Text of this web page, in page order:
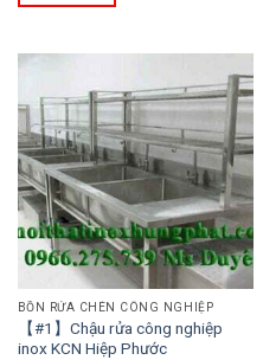
BỒN RỬA CHÉN CÔNG NGHIỆP
【#1】Chậu rửa công nghiệp
inox KCN Hiệp Phước